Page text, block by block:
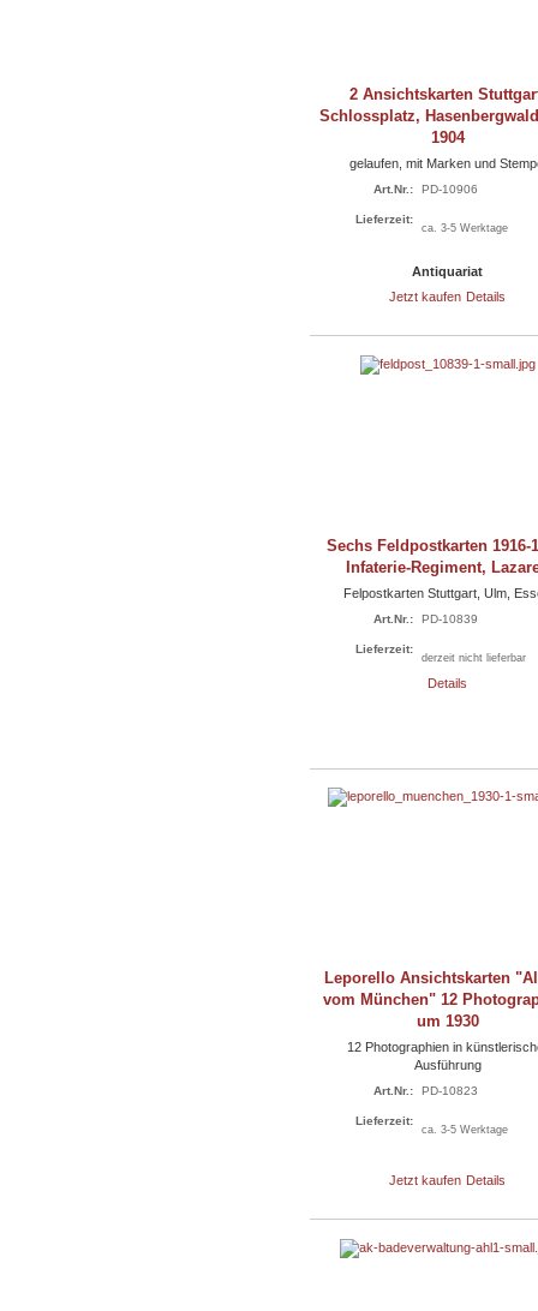
2 Ansichtskarten
Schlossplatz,
1904
gelaufen, mit Marken und
Art.Nr.: PD-10906
Lieferzeit:
ca. 3-5 Werktage
Antiquariat
Jetzt kaufen Details
Sechs Feldpostkarten 1916-
Infaterie-Regiment,
Felpostkarten Stuttgart, Ulm,
Art.Nr.: PD-10839
Lieferzeit:
derzeit nicht lieferbar
Details
Leporello Ansichtskarten
vom München" 12
um 1930
12 Photographien in
Ausführung
Art.Nr.: PD-10823
Lieferzeit:
ca. 3-5 Werktage
Jetzt kaufen Details